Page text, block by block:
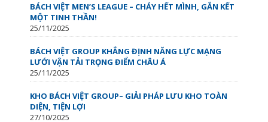
BÁCH VIỆT MEN’S LEAGUE – CHÁY HẾT MÌNH, GẮN KẾT
MỘT TINH THẦN!
25/11/2025
BÁCH VIỆT GROUP KHẲNG ĐỊNH NĂNG LỰC MẠNG
LƯỚI VẬN TẢI TRỌNG ĐIỂM CHÂU Á
25/11/2025
KHO BÁCH VIỆT GROUP– GIẢI PHÁP LƯU KHO TOÀN
DIỆN, TIỆN LỢI
27/10/2025